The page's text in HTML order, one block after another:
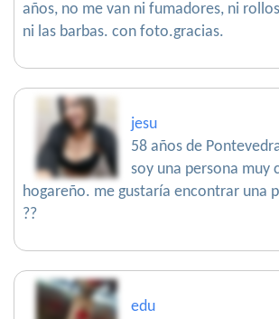
años, no me van ni fumadores, ni
ni las barbas. con foto.gracias.
jesu
58 años de
soy una persona muy
hogareño. me gustaría encontrar una
??
edu